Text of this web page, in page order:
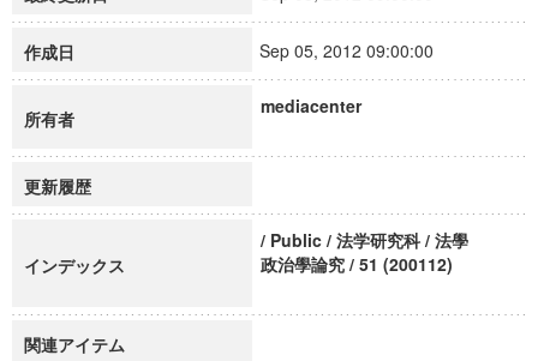
作成日 Sep 05, 2012 09:00:00
所有者
mediacenter
更新履歴
インデックス
/ Public / 法学研究科 / 法學
政治學論究 / 51 (200112)
関連アイテム